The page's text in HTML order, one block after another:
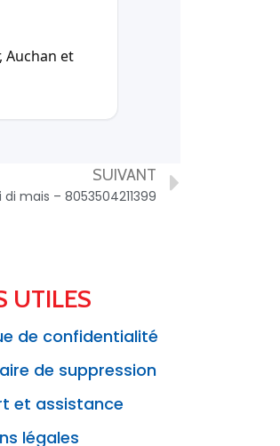
Auchan et
SUIVANT
di mais – 8053504211399
UTILES
de confidentialité
de suppression
et assistance
légales